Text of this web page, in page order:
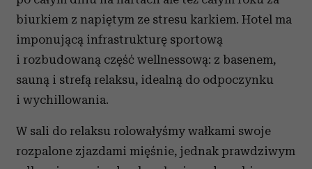
biurkiem z napiętym ze stresu karkiem. Hotel ma
imponującą infrastrukturę sportową
i rozbudowaną część wellnessową: z basenem,
sauną i strefą relaksu, idealną do odpoczynku
i wychillowania.
W sali do relaksu rolowałyśmy wałkami swoje
rozpalone zjazdami mięśnie, jednak prawdziwym